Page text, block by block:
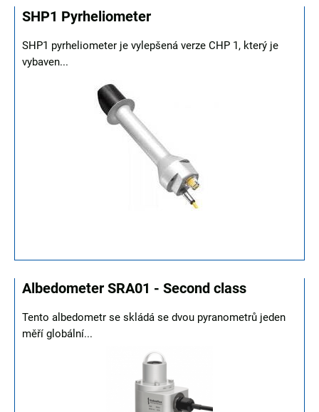
SHP1 Pyrheliometer
SHP1 pyrheliometer je vylepšená verze CHP 1, který je
vybaven...
Albedometer SRA01 - Second class
Tento albedometr se skládá se dvou pyranometrů jeden
měří globální...